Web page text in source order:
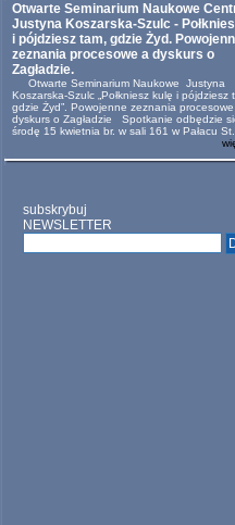
Otwarte Seminarium Naukowe
Justyna Koszarska-Szulc -
i pójdziesz tam, gdzie Żyd.
zeznania procesowe a dyskurs o
Zagładzie.
Otwarte Seminarium Naukowe Justyna
Koszarska-Szulc „Połkniesz kulę i pójdziesz
gdzie Żyd”. Powojenne zeznania procesowe
dyskurs o Zagładzie Spotkanie odbędzie
środę 15 kwietnia br. w sali 161 w Pałacu St...
subskrybuj
NEWSLETTER